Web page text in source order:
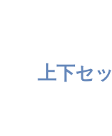
上下セ